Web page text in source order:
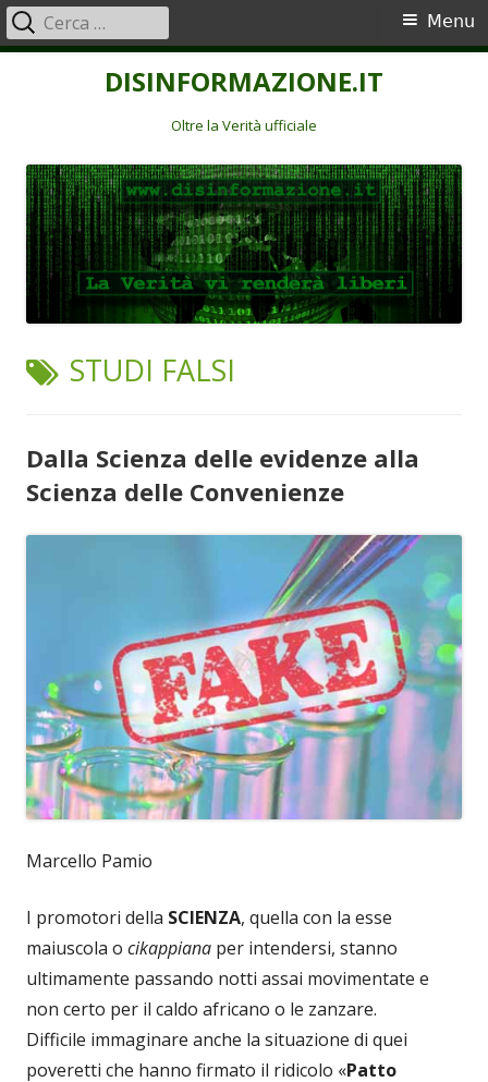
DISINFORMAZIONE.IT
Oltre la Verità ufficiale
Menu
principale
Menu
Ricerca
per:
TAG:
STUDI FALSI
Dalla Scienza delle evidenze alla
Scienza delle Convenienze
Marcello Pamio
I promotori della SCIENZA, quella con la esse
maiuscola o cikappiana per intendersi, stanno
ultimamente passando notti assai movimentate e
non certo per il caldo africano o le zanzare.
Difficile immaginare anche la situazione di quei
poveretti che hanno firmato il ridicolo «Patto